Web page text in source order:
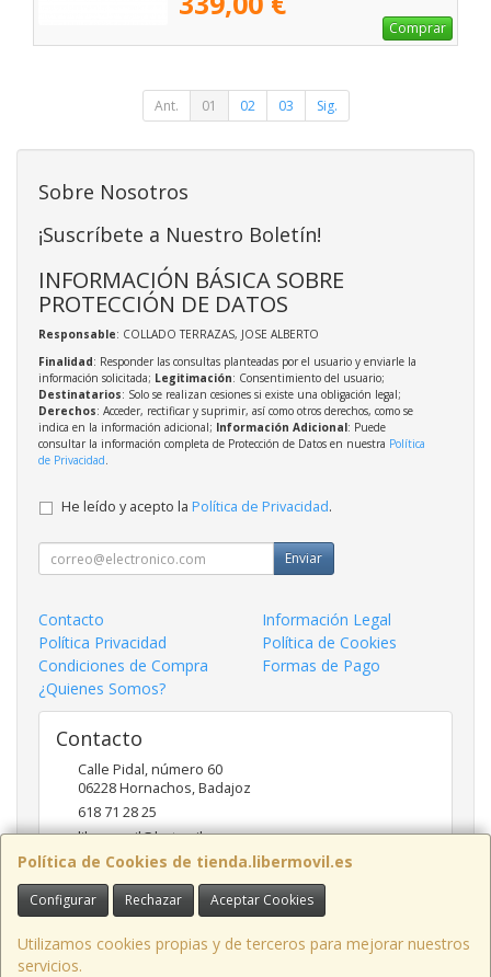
Comprar
Ant. 01 02 03 Sig.
Política de Cookies de tienda.libermovil.es
Configurar Rechazar Aceptar Cookies
Utilizamos cookies propias y de terceros para mejorar nuestros
servicios.
Sobre Nosotros
¡Suscríbete a Nuestro Boletín!
INFORMACIÓN BÁSICA SOBRE
PROTECCIÓN DE DATOS
Responsable: COLLADO TERRAZAS, JOSE ALBERTO
Finalidad: Responder las consultas planteadas por el usuario y enviarle la
información solicitada; Legitimación: Consentimiento del usuario;
Destinatarios: Solo se realizan cesiones si existe una obligación legal;
Derechos: Acceder, rectificar y suprimir, así como otros derechos, como se
indica en la información adicional; Información Adicional: Puede
consultar la información completa de Protección de Datos en nuestra Política
de Privacidad.
He leído y acepto la Política de Privacidad.
Enviar
Contacto
Información Legal
Política Privacidad
Política de Cookies
Condiciones de Compra
Formas de Pago
¿Quienes Somos?
Contacto
Calle Pidal, número 60
06228Hornachos,Badajoz
618 71 28 25
libermovil@hotmail.com
Horario
De Lunes a Viernes 10:00 a 14:00 - 17;30 a 20;30